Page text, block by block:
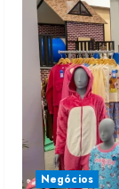
Negócios